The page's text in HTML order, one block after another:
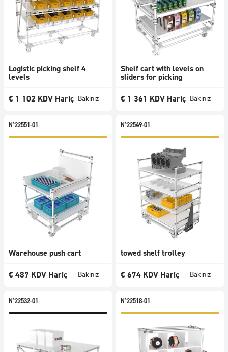
Logistic picking shelf 4
levels
€ 1 102 KDV Hariç Bakınız
Shelf cart with levels on
sliders for picking
€ 1 361 KDV Hariç Bakınız
N°22551-01
Warehouse push cart
€ 487 KDV Hariç Bakınız
N°22549-01
towed shelf trolley
€ 674 KDV Hariç Bakınız
N°22532-01 N°22518-01